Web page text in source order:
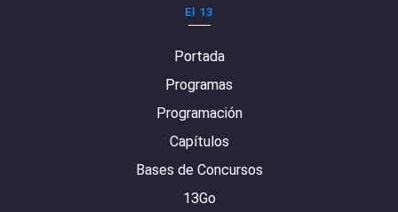
El 13
Portada
Programas
Programación
Capítulos
Bases de Concursos
13Go